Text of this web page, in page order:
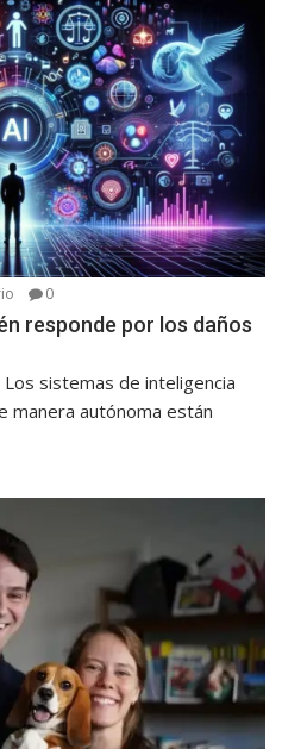
0
responde por los daños
sistemas de inteligencia
manera autónoma están